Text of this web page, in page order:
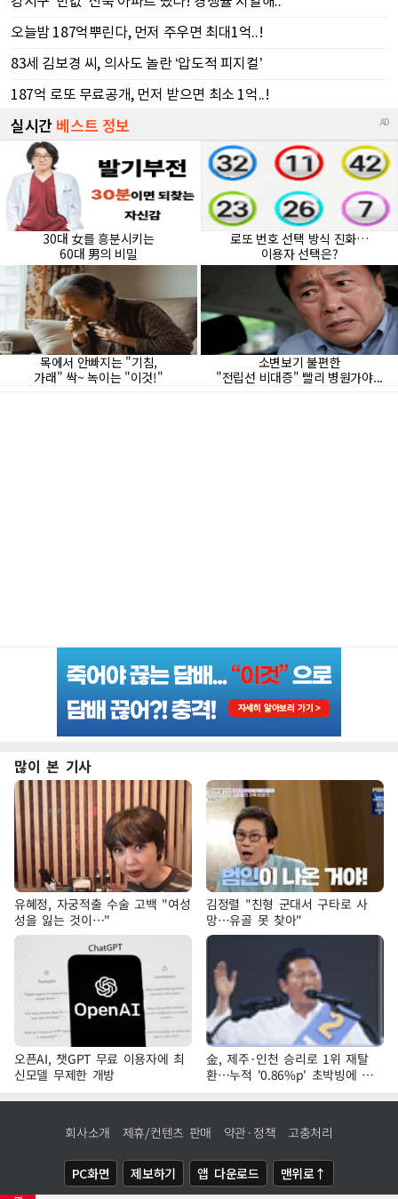
많이 본 기사
유혜정, 자궁적출 수술 고백 "여성
성을 잃는 것이…"
김정렬 "친형 군대서 구타로 사
망…유골 못 찾아"
오픈AI, 챗GPT 무료 이용자에 최
신모델 무제한 개방
金, 제주·인천 승리로 1위 재탈
환…누적 '0.86%p' 초박빙에 호
남 표심 주목
회사소개 제휴/컨텐츠 판매 약관·정책 고충처리
PC화면 제보하기 앱 다운로드 맨위로↑